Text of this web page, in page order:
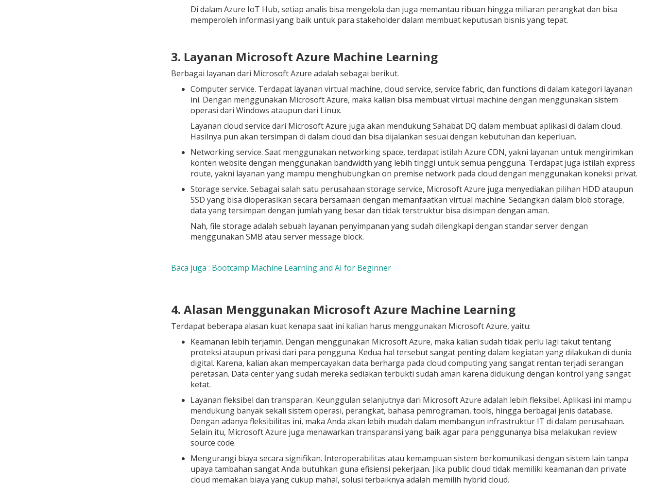
Di dalam Azure IoT Hub, setiap analis bisa mengelola dan juga memantau ribuan hingga miliaran perangkat dan bisa
memperoleh informasi yang baik untuk para stakeholderdalam membuat keputusan bisnis yang tepat.
3. Layanan Microsoft Azure Machine Learning
Berbagai layanan dari Microsoft Azure adalah sebagai berikut.
Computer service. Terdapat layanan virtual machine, cloud service, service fabric, dan functions di dalam kategori layanan
ini. Dengan menggunakan Microsoft Azure, maka kalian bisa membuat virtual machine dengan menggunakan sistem
operasi dari Windows ataupun dari Linux.
Layanan cloud service dari Microsoft Azure juga akan mendukung Sahabat DQ dalam membuat aplikasi di dalam cloud.
Hasilnya pun akan tersimpan di dalam cloud dan bisa dijalankan sesuai dengan kebutuhan dan keperluan.
Networking service. Saat menggunakan networking space, terdapat istilah Azure CDN, yakni layanan untuk mengirimkan
konten website dengan menggunakan bandwidth yang lebih tinggi untuk semua pengguna. Terdapat juga istilah express
route, yakni layanan yang mampu menghubungkan on premise network pada cloud dengan menggunakan koneksi privat.
Storage service. Sebagai salah satu perusahaan storage service, Microsoft Azure juga menyediakan pilihan HDD ataupun
SSD yang bisa dioperasikan secara bersamaan dengan memanfaatkan virtual machine. Sedangkan dalam blob storage,
data yang tersimpan dengan jumlah yang besar dan tidak terstruktur bisa disimpan dengan aman.
Nah, file storage adalah sebuah layanan penyimpanan yang sudah dilengkapi dengan standar server dengan
menggunakan SMB atau server message block.
Baca juga : Bootcamp Machine Learning and AI for Beginner
4. Alasan Menggunakan Microsoft Azure Machine Learning
Terdapat beberapa alasan kuat kenapa saat ini kalian harus menggunakan Microsoft Azure, yaitu:
Keamanan lebih terjamin. Dengan menggunakan Microsoft Azure, maka kalian sudah tidak perlu lagi takut tentang
proteksi ataupun privasi dari para pengguna. Kedua hal tersebut sangat penting dalam kegiatan yang dilakukan di dunia
digital. Karena, kalian akan mempercayakan data berharga pada cloud computing yang sangat rentan terjadi serangan
peretasan. Data center yang sudah mereka sediakan terbukti sudah aman karena didukung dengan kontrol yang sangat
ketat.
Layanan fleksibel dan transparan. Keunggulan selanjutnya dari Microsoft Azure adalah lebih fleksibel. Aplikasi ini mampu
mendukung banyak sekali sistem operasi, perangkat, bahasa pemrograman, tools, hingga berbagai jenis database.
Dengan adanya fleksibilitas ini, maka Anda akan lebih mudah dalam membangun infrastruktur IT di dalam perusahaan.
Selain itu, Microsoft Azure juga menawarkan transparansi yang baik agar para penggunanya bisa melakukan review
source code.
Mengurangi biaya secara signifikan. Interoperabilitas atau kemampuan sistem berkomunikasi dengan sistem lain tanpa
upaya tambahan sangat Anda butuhkan guna efisiensi pekerjaan. Jika public cloud tidak memiliki keamanan dan private
cloud memakan biaya yang cukup mahal, solusi terbaiknya adalah memilih hybrid cloud.